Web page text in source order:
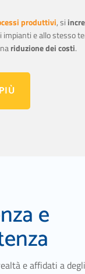
produttivi, si
impianti e allo stesso
riduzione dei costi.
e
e affidati a degli